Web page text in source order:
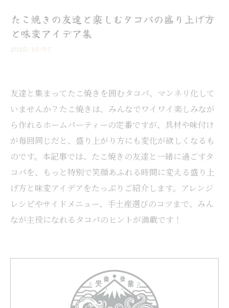
たこ焼きの友達と楽しむタコパの盛り上げ方
と味変アイデア集
2025/10/07
友達と集まってたこ焼きを囲むタコパ、マンネリ化して
いませんか？たこ焼きは、みんなでワイワイ楽しみなが
ら作れるホームパーティーの定番ですが、具材や味付け
が毎回同じだと、盛り上がり方にも変化が欲しくなるも
のです。本記事では、たこ焼きの友達と一緒に過ごすタ
コパを、もっと特別で笑顔あふれる時間に変える盛り上
げ方と味変アイデアをたっぷりご紹介します。アレンジ
レシピやサイドメニュー、手土産選びのコツまで、みん
なが主役になれるタコパのヒントが満載です！